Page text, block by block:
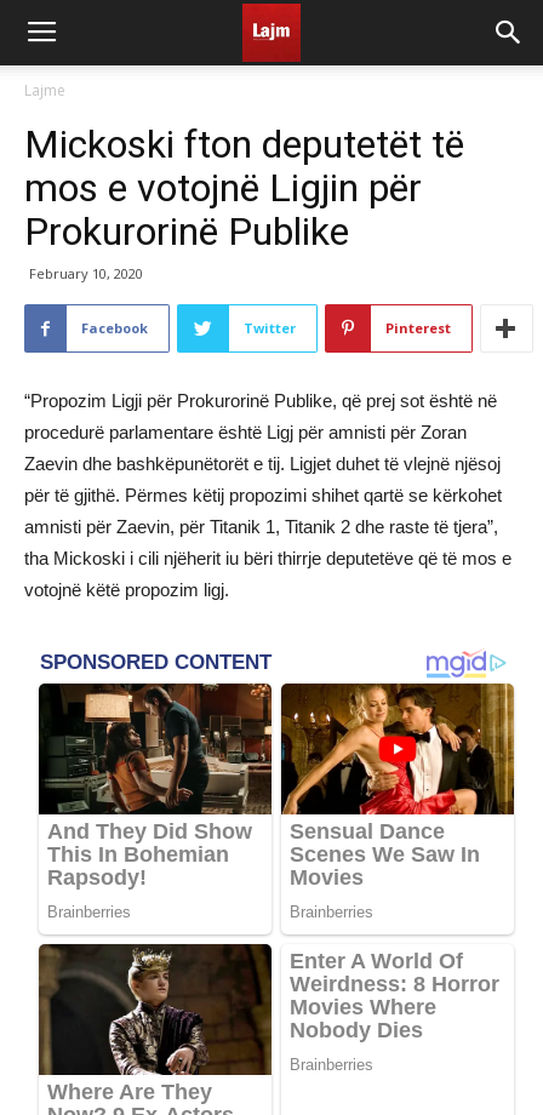
Lajme
Mickoski fton deputetët të
mos e votojnë Ligjin për
Prokurorinë Publike
February 10, 2020
Facebook Twitter Pinterest
“Propozim Ligji për Prokurorinë Publike, që prej sot është në
procedurë parlamentare është Ligj për amnisti për Zoran
Zaevin dhe bashkëpunëtorët e tij. Ligjet duhet të vlejnë njësoj
për të gjithë. Përmes këtij propozimi shihet qartë se kërkohet
amnisti për Zaevin, për Titanik 1, Titanik 2 dhe raste të tjera”,
tha Mickoski i cili njëherit iu bëri thirrje deputetëve që të mos e
votojnë këtë propozim ligj.